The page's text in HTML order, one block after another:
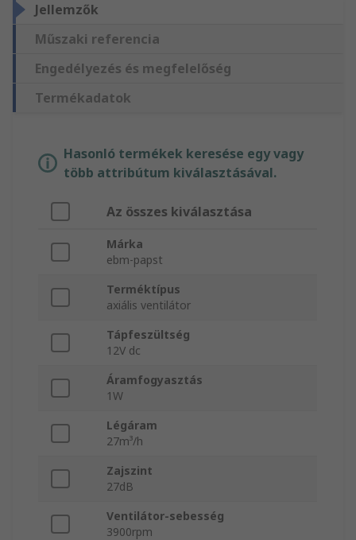
Jellemzők
Műszaki referencia
Engedélyezés és megfelelőség
Termékadatok
Hasonló termékek keresése egy vagy
több attribútum kiválasztásával.
Az összes kiválasztása
Márka
ebm-papst
Terméktípus
axiális ventilátor
Tápfeszültség
12V dc
Áramfogyasztás
1W
Légáram
27m³/h
Zajszint
27dB
Ventilátor-sebesség
3900rpm